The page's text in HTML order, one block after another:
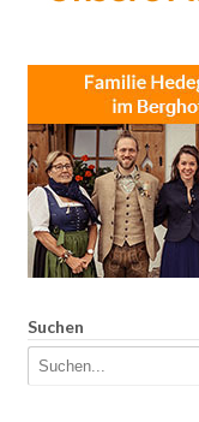
Suchen